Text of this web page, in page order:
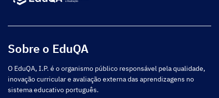
Sobre o EduQA
O EduQA, I.P. é o organismo público responsável pela qualidade,
inovação curricular e avaliação externa das aprendizagens no
sistema educativo português.